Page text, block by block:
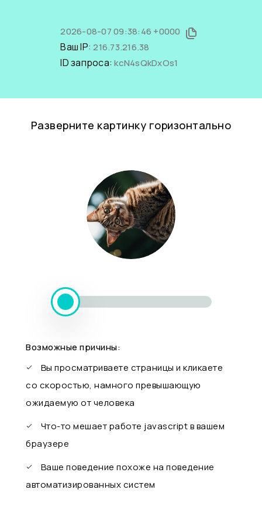
2026-08-07 09:38:46 +0000
Ваш IP:216.73.216.38
ID запроса:kcN4sQkDxOs1
Разверните картинку горизонтально
Возможные причины:
Вы просматриваете страницы и кликаете
со скоростью, намного превышающую
ожидаемую от человека
Что-то мешает работе javascript в вашем
браузере
Ваше поведение похоже на поведение
автоматизированных систем